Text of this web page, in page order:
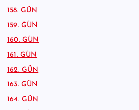
158. GÜN
159. GÜN
160. GÜN
161. GÜN
162. GÜN
163. GÜN
164. GÜN